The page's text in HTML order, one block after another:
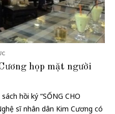
họp mặt người
hồi ký “SỐNG CHO
sĩ nhân dân Kim Cương có